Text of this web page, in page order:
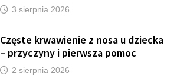
3 sierpnia 2026
Częste krwawienie z nosa u dziecka
– przyczyny i pierwsza pomoc
2 sierpnia 2026